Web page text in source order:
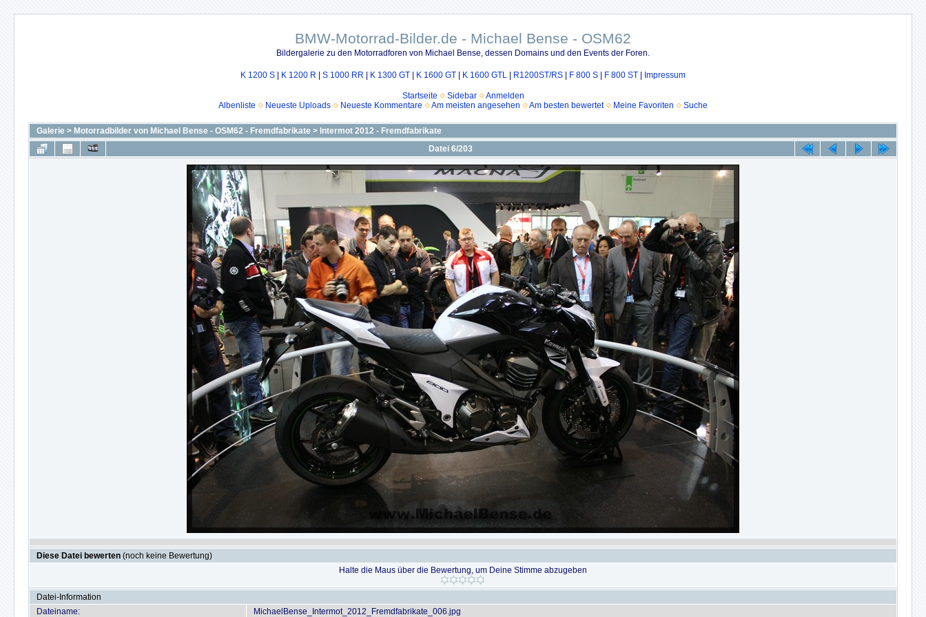
BMW-Motorrad-Bilder.de - Michael Bense - OSM62
Bildergalerie zu den Motorradforen von Michael Bense, dessen Domains und den Events der Foren.
K 1200 S K 1200 R S 1000 RR K 1300 GT K 1600 GT K 1600 GTL R1200ST/RS F 800 S F 800 ST Impressum
Startseite Sidebar
Anmelden
Albenliste
Neueste Uploads Neueste Kommentare Am meisten angesehen Am besten bewertet Meine Favoriten Suche
Galerie > Motorradbilder von Michael Bense - OSM62 - Fremdfabrikate > Intermot 2012 - Fremdfabrikate
Datei 6/203
Diese Datei bewerten (noch keine Bewertung)
Halte die Maus über die Bewertung, um Deine Stimme abzugeben
Datei-Information
Dateiname:
MichaelBense_Intermot_2012_Fremdfabrikate_006.jpg